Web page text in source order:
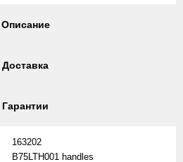
Описание
Доставка
Гарантии
163202
B75LTH001 handles